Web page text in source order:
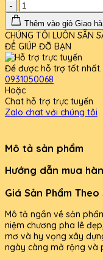
-
Thêm vào giỏ Giao
CHÚNG TÔI LUÔN SẴN
ĐỂ GIÚP ĐỠ BẠN
Để được hỗ trợ tốt
0931050068
Hoặc
Chat hỗ trợ trực tuyến
Zalo chat với chúng tôi
Mô tả sản phẩm
Hướng dẫn mua
Giá Sản Phẩm Theo
Mô tả ngắn về sản
niệm chương pha lê
mơ và hy vọng xây
ngày càng mở rộng và